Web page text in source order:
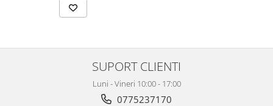
SUPORT CLIENTI
Luni - Vineri 10:00 - 17:00
0775237170